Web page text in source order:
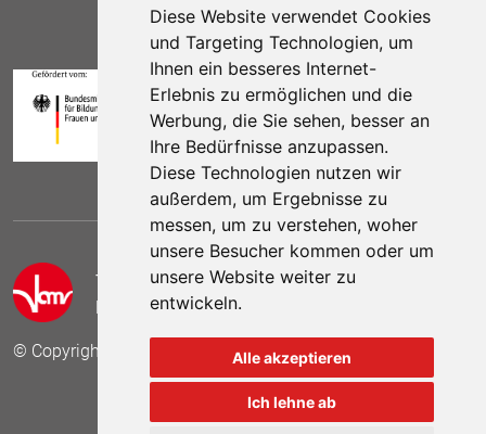
Diese Website verwendet Cookies
und Targeting Technologien, um
Ihnen ein besseres Internet-
Erlebnis zu ermöglichen und die
Werbung, die Sie sehen, besser an
Ihre Bedürfnisse anzupassen.
Diese Technologien nutzen wir
außerdem, um Ergebnisse zu
messen, um zu verstehen, woher
unsere Besucher kommen oder um
unsere Website weiter zu
entwickeln.
Alle akzeptieren
Ich lehne ab
Telefon:(030) 69 59 78 6
E-Mail:
kontakt (at) vamv.de
© Copyright 2024 VAMV Bundesverband e.V.
Besuchen Sie uns